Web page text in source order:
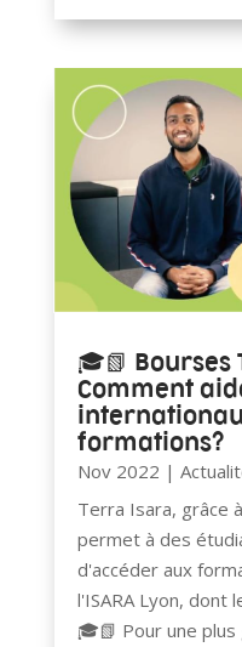
🎓📗 Bourses
Comment
formations?
Nov 2022 |
Terra Isara, grâce
permet à des
d'accéder aux
l'ISARA Lyon, dont
🎓📗 Pour une